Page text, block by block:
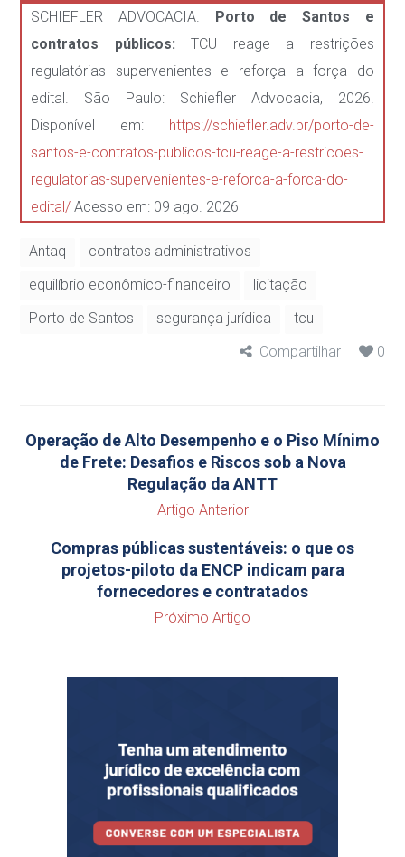
SCHIEFLER ADVOCACIA.
Porto de Santos e
contratos públicos: TCU reage a restrições
regulatórias supervenientes e reforça a força do
edital. São Paulo: Schiefler Advocacia, 2026.
Disponível em:
https://schiefler.adv.br/porto-de-
santos-e-contratos-publicos-tcu-reage-a-restricoes-
regulatorias-supervenientes-e-reforca-a-forca-do-
edital/ Acesso em: 09 ago. 2026
Antaq
contratos administrativos
equilíbrio econômico-financeiro
licitação
Porto de Santos
segurança jurídica
tcu
Compartilhar
0
Operação de Alto Desempenho e o Piso Mínimo
de Frete: Desafios e Riscos sob a Nova
Regulação da ANTT
Artigo Anterior
Compras públicas sustentáveis: o que os
projetos-piloto da ENCP indicam para
fornecedores e contratados
Próximo Artigo